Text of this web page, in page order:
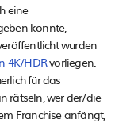
eine
könnte,
wurden
4K/HDRvorliegen.
für das
rätseln, wer der/die
Franchise anfängt,